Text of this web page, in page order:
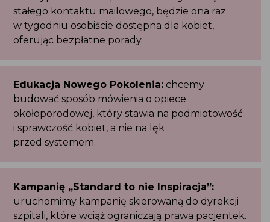
stałego kontaktu mailowego, będzie ona raz
w tygodniu osobiście dostępna dla kobiet,
oferując bezpłatne porady.
Edukacja Nowego Pokolenia:chcemy
budować sposób mówienia o opiece
okołoporodowej, który stawia na podmiotowość
i sprawczość kobiet, a nie na lęk
przed systemem.
Kampanię „Standard to nie Inspiracja”:
uruchomimy kampanię skierowaną do dyrekcji
szpitali, które wciąż ograniczają prawa pacjentek.